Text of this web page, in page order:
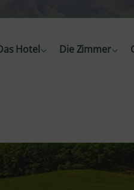
Hotel Die Zimmer